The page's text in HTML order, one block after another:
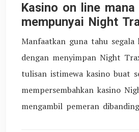
Kasino on line mana
mempunyai Night
Manfaatkan guna tahu
dengan menyimpan Night
tulisan istimewa kasino buat
mempersembahkan kasino
mengambil pemeran